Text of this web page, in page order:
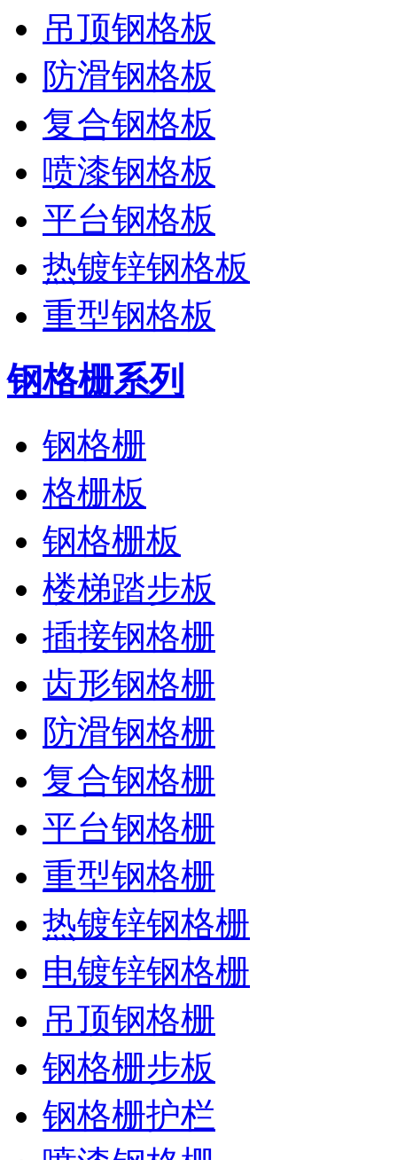
吊顶钢格板
防滑钢格板
复合钢格板
喷漆钢格板
平台钢格板
热镀锌钢格板
重型钢格板
钢格栅系列
钢格栅
格栅板
钢格栅板
楼梯踏步板
插接钢格栅
齿形钢格栅
防滑钢格栅
复合钢格栅
平台钢格栅
重型钢格栅
热镀锌钢格栅
电镀锌钢格栅
吊顶钢格栅
钢格栅步板
钢格栅护栏